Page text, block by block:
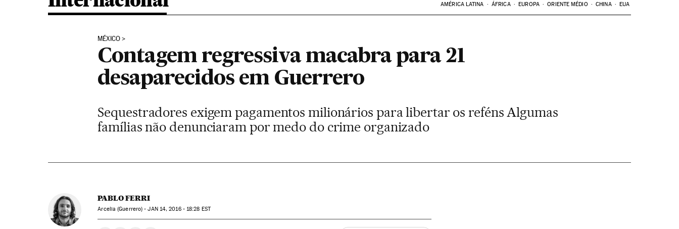
AMÉRICA LATINA ÁFRICA EUROPA ORIENTE MÉDIO CHINA EUA
MÉXICO
Contagem regressiva macabra para 21
desaparecidos em Guerrero
Sequestradores exigem pagamentos milionários para libertar os reféns Algumas
famílias não denunciaram por medo do crime organizado
PABLO FERRI
Arcelia (Guerrero) -JAN14, 2016 - 18:28 EST